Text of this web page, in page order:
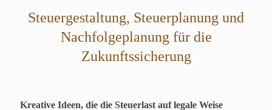
Steuergestaltung, Steuerplanung und
Nachfolgeplanung für die
Zukunftssicherung
Kreative Ideen, die die Steuerlast auf legale Weise